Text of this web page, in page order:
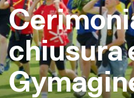
chiusura